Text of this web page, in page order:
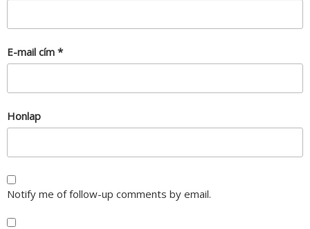
E-mail cím *
Honlap
Notify me of follow-up comments by email.